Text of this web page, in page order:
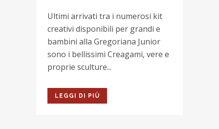
Ultimi arrivati tra i numerosi kit
creativi disponibili per grandi e
bambini alla Gregoriana Junior
sono i bellissimi Creagami, vere e
proprie sculture...
LEGGI DI PIÙ